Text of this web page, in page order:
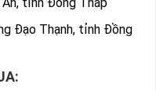
Đạo Thạnh, tỉnh Đồng